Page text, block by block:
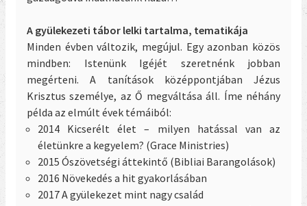
A gyülekezeti tábor lelki tartalma, tematikája
Minden évben változik, megújul. Egy azonban közös
mindben: Istenünk Igéjét szeretnénk jobban
megérteni. A tanítások középpontjában Jézus
Krisztus személye, az Ő megváltása áll. Íme néhány
példa az elmúlt évek témáiból:
2014 Kicserélt élet – milyen hatással van az
életünkre a kegyelem? (Grace Ministries)
2015 Ószövetségi áttekintő (Bibliai Barangolások)
2016 Növekedés a hit gyakorlásában
2017 A gyülekezet mint nagy család